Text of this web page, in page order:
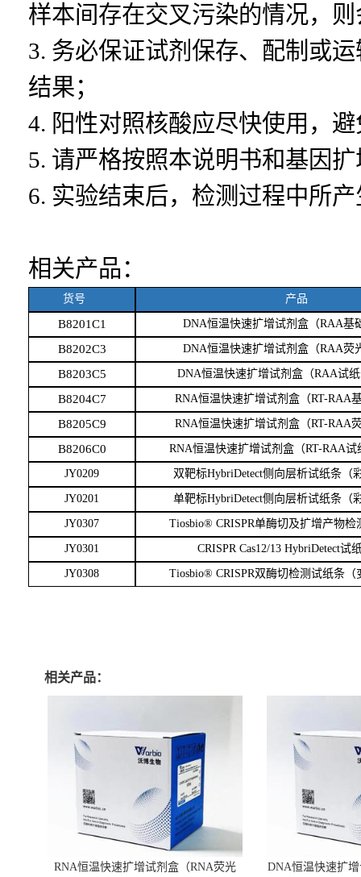
样本间存在交叉污染的情况，
3. 务必保证试剂保存、配制或
结果；
4. 阳性对照核酸应尽快使用，
5. 请严格按照本说明书和基因
6. 实验结束后，检测过程中所
相关产品：
货号 产品
B8201C1 DNA恒温快速扩增试剂盒（RAA基
B8202C3 DNA恒温快速扩增试剂盒（RAA荧
B8203C5 DNA恒温快速扩增试剂盒（RAA试
B8204C7 RNA恒温快速扩增试剂盒（RT-RAA
B8205C9 RNA恒温快速扩增试剂盒（RT-RAA
B8206C0 RNA恒温快速扩增试剂盒（RT-RAA试
JY0209 双靶标HybriDetect侧向层析试纸条（
JY0201 单靶标HybriDetect侧向层析试纸条（
JY0307 Tiosbio® CRISPR单酶切及扩增产物检
JY0301 CRISPR Cas12/13 HybriDetect试
JY0308 Tiosbio® CRISPR双酶切检测试纸条（
相关产品：
RNA恒温快速扩增试剂盒（RNA荧光 DNA恒温快速扩